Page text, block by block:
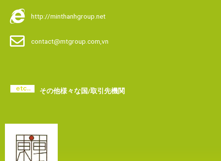
http://minthanhgroup.net
contact@mtgroup.com,vn
その他様々な国/取引先機関